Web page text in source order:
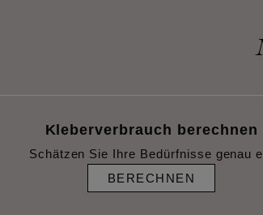
Kleberverbrauch berechnen
Schätzen Sie Ihre Bedürfnisse genau
BERECHNEN